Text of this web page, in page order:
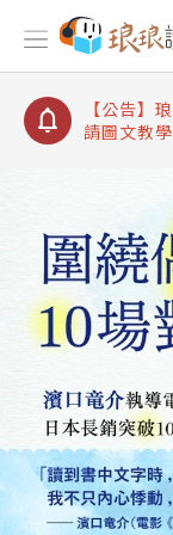
【公告】
【公告】
【公告】
查詢
【公告】